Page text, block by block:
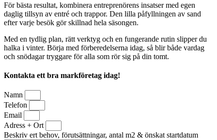
För bästa resultat, kombinera entreprenörens insatser med egen
daglig tillsyn av entré och trappor. Den lilla påfyllningen av sand
efter varje besök gör skillnad hela säsongen.
Med en tydlig plan, rätt verktyg och en fungerande rutin slipper du
halka i vinter. Börja med förberedelserna idag, så blir både vardag
och snödagar tryggare för alla som rör sig på din tomt.
Kontakta ett bra markföretag idag!
Namn
Telefon
Email
Adress + Ort
Beskriv ert behov, förutsättningar, antal m2 & önskat startdatum